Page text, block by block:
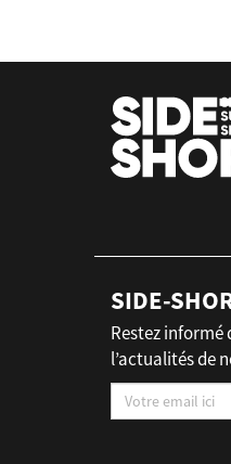
SIDE-
Restez informé
l’actualités de